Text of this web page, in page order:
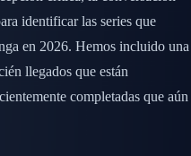
identificar las series que
en 2026. Hemos incluido una
llegados que están
completadas que aún